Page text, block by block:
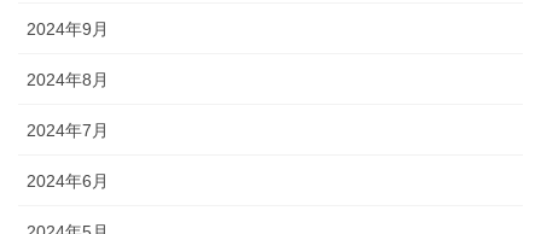
2024年9月
2024年8月
2024年7月
2024年6月